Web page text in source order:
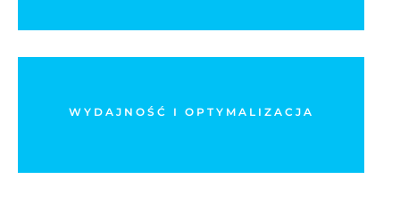
WYDAJNOŚĆ I OPTYMALIZACJA